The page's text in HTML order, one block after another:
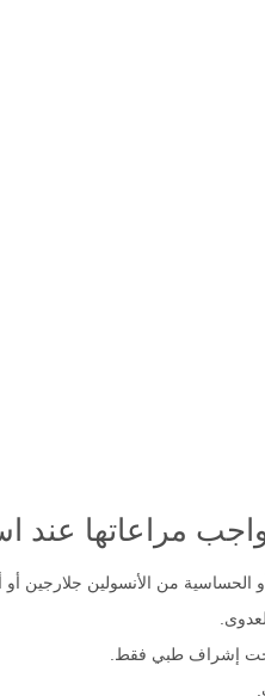
عند استخدام سيمجلي 100
من الأنسولين جلارجين
تحت إشراف طبي فقط.